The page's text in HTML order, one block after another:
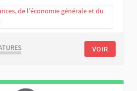
de l’économie générale et du
VOIR